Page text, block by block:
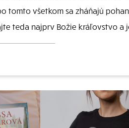
tomto všetkom sa zháňajú
teda najprv Božie kráľovstvo